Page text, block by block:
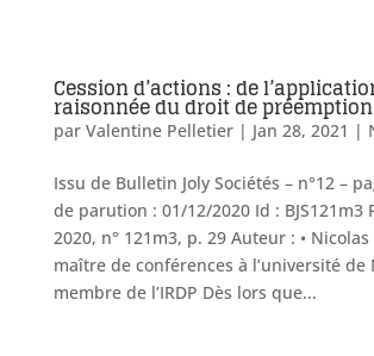
Cession d’actions : de
raisonnée du droit de préemption
par Valentine Pelletier| Jan 28, 2021 |
Issu de Bulletin Joly Sociétés – n°12 –
de parution : 01/12/2020 Id : BJS121m3
2020, n° 121m3, p. 29 Auteur : •
maître de conférences à l’université de
membre de l’IRDP Dès lors que...